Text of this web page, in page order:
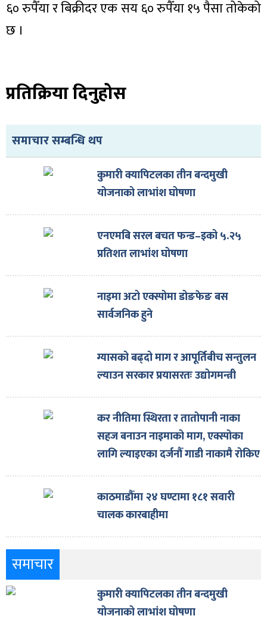
६० रुपैँया र बिक्रीदर एक सय ६० रुपैँया १५ पैसा तोकेको
छ ।
प्रतिक्रिया दिनुहोस
समाचार सम्बन्धि थप
कुमारी क्यापिटलका तीन बन्दमुखी
योजनाको लाभांश घोषणा
एनएमबि सरल बचत फन्ड–इको ५.२५
प्रतिशत लाभांश घोषणा
नाइमा अटो एक्स्पोमा डोङफेङ बस
सार्वजनिक हुने
ग्यासको बढ्दो माग र आपूर्तिबीच सन्तुलन
ल्याउन सरकार प्रयासरतः उद्योगमन्त्री
कर नीतिमा स्थिरता र तातोपानी नाका
सहज बनाउन नाइमाको माग, एक्स्पोका
लागि ल्याइएका दर्जनौँ गाडी नाकामै रोकिए
काठमाडौँमा २४ घण्टामा १८१ सवारी
चालक कारबाहीमा
समाचार
कुमारी क्यापिटलका तीन बन्दमुखी
योजनाको लाभांश घोषणा